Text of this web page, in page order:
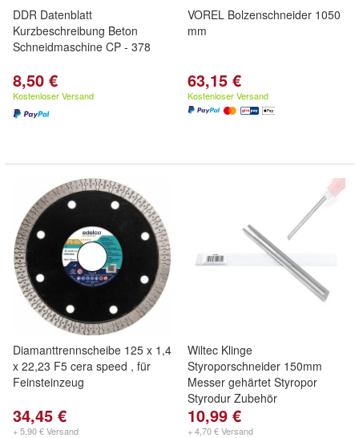
DDR Datenblatt
Kurzbeschreibung Beton
Schneidmaschine CP - 378
8,50 €
Kostenloser Versand
VOREL Bolzenschneider 1050
mm
63,15 €
Kostenloser Versand
Diamanttrennscheibe 125 x 1,4
x 22,23 F5 cera speed , für
Feinsteinzeug
34,45 €
+ 5,90 € Versand
Wiltec Klinge
Styroporschneider 150mm
Messer gehärtet Styropor
Styrodur Zubehör
10,99 €
+ 4,70 € Versand